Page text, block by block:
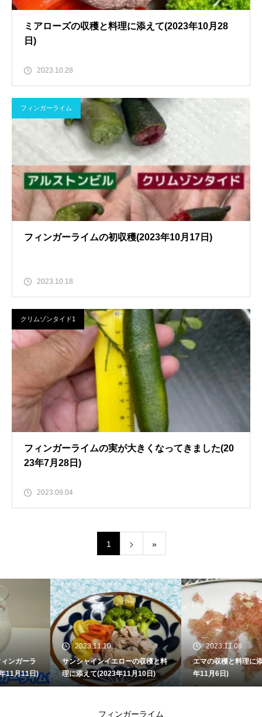
ミアローズの収穫と料理に添えて(2023年10月28
日)
2023.10.28
フィンガーライム
フィンガーライムの初収穫(2023年10月17日)
2023.10.18
クリムゾンタイド1
フィンガーライムの実が大きくなってきました(20
23年7月28日)
2023.09.04
1 »
2023.11.10
サンシャインイエローの収穫と料
理に添えて(2023年11月10日)
2023.11.08
エマの収穫と料理に添えて(2023
年11月6日)
フィンガーライム